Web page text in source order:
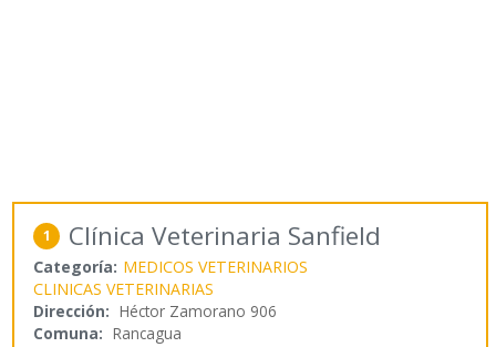
1 Clínica Veterinaria Sanfield
Categoría: MEDICOS VETERINARIOS
CLINICAS VETERINARIAS
Dirección: Héctor Zamorano 906
Comuna: Rancagua